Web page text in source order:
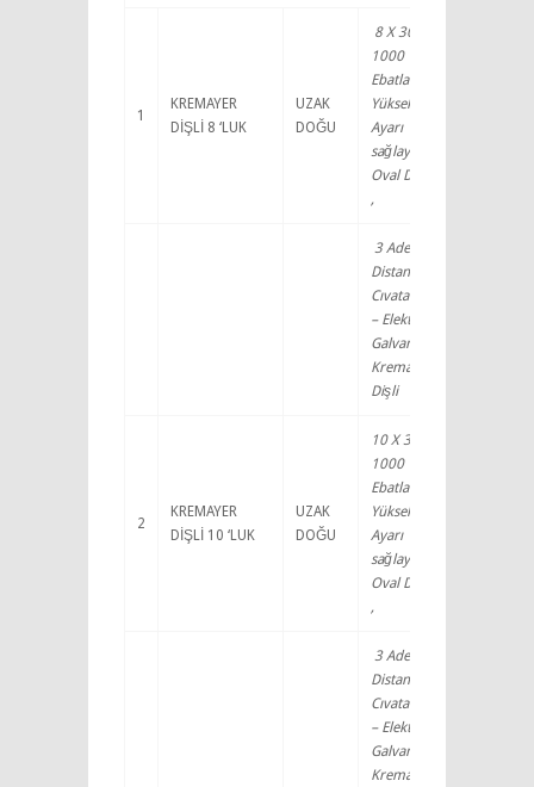
1
KREMAYER
DİŞLİ 8 ‘LUK
UZAK
DOĞU
8 X 30 X
1000
Ebatlarında,
Yükseklik
Ayarı
sağlayan
Oval Delikli
,
3 Adet
Distans ve
Cıvata dahil
– Elektro
Galvanize
Kremayer
Dişli
2
KREMAYER
DİŞLİ 10 ‘LUK
UZAK
DOĞU
10 X 30 X
1000
Ebatlarında,
Yükseklik
Ayarı
sağlayan
Oval Delikli
,
3 Adet
Distans ve
Cıvata dahil
– Elektro
Galvanize
Kremayer